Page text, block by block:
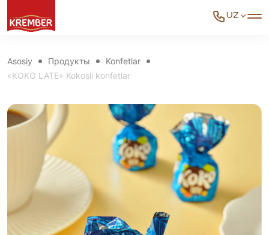
UZ
Asosiy Продукты
Konfetlar
«KOKO LATE» Kokosli konfetlar